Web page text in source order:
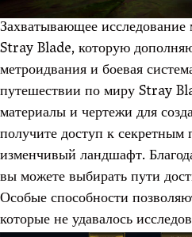
Захватывающее
Stray Blade, которую
метроидвания и боевая
путешествии по миру Stray
материалы и чертежи для
получите доступ к секретным
изменчивый ландшафт.
вы можете выбирать пути
Особые способности
которые не удавалось